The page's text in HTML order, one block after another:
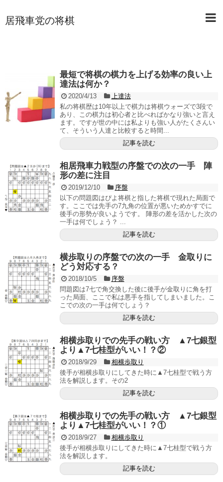
居飛車党の将棋
最短で将棋の棋力を上げる効率の良い上
達法は何か？
2020/4/13
上達法
私の将棋歴は10年以上で棋力は将棋ウォーズで3段で
あり、この棋力は初心者と比べればかなり強いと言え
ます。ですが世の中には私よりも強い人がたくさんい
て、そういう人達と比較すると時間...
記事を読む
相居飛車力戦型の序盤での次の一手 陣
形の差に注目
2019/12/10
序盤
以下の問題図はぴよ将棋と指した将棋で現れた局面で
す。ここでは先手の7九角の位置が悪いためかすでに
後手の形勢が良いようです。 陣形の差を活かした次の
一手は何でしょう？ ...
記事を読む
横歩取りの序盤での次の一手 金取りに
どう対応する？
2018/10/5
序盤
問題図は7七で角交換した後に後手が金取りに角を打
った局面、ここで私は悪手を指してしまいました。こ
こでの次の一手は何でしょう？
記事を読む
相横歩取りでの先手の戦い方 ▲7七銀型
より▲7七桂型がいい！？②
2018/9/29
相横歩取り
後手が相横歩取りにしてきた時に▲7七桂型で戦う方
法を解説します。その2
記事を読む
相横歩取りでの先手の戦い方 ▲7七銀型
より▲7七桂型がいい！？①
2018/9/27
相横歩取り
後手が相横歩取りにしてきた時に▲7七桂型で戦う方
法を解説します。
記事を読む